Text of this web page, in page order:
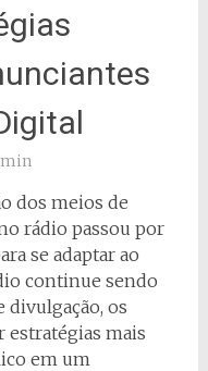
dos meios de
rádio passou por
se adaptar ao
continue sendo
divulgação, os
estratégias mais
em um